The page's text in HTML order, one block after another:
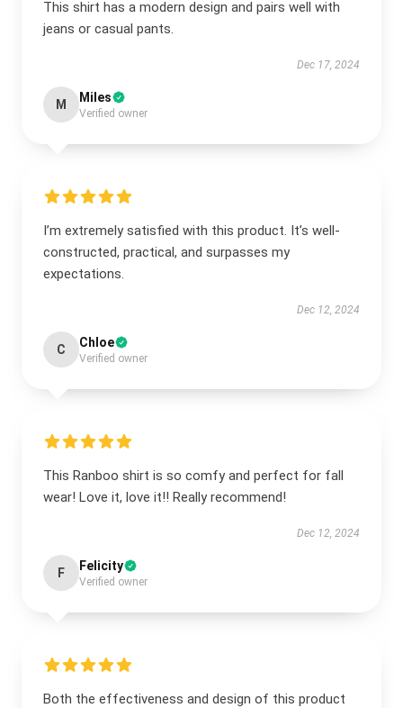
This shirt has a modern design and pairs well with
jeans or casual pants.
Dec 17, 2024
M Miles
Verified owner
I’m extremely satisfied with this product. It’s well-
constructed, practical, and surpasses my
expectations.
Dec 12, 2024
C Chloe
Verified owner
This Ranboo shirt is so comfy and perfect for fall
wear! Love it, love it!! Really recommend!
Dec 12, 2024
F Felicity
Verified owner
Both the effectiveness and design of this product